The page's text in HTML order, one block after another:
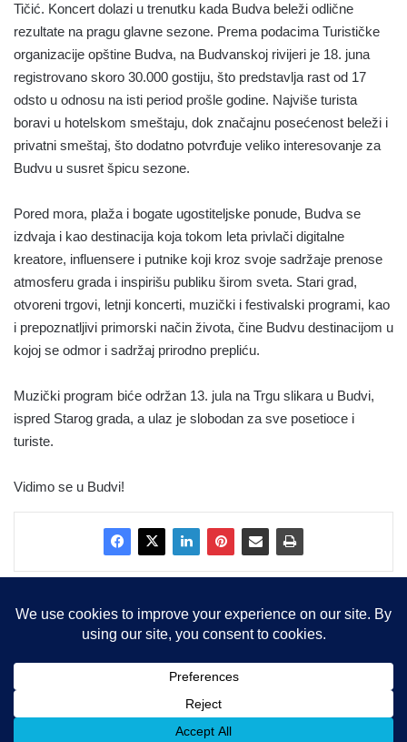
Tičić. Koncert dolazi u trenutku kada Budva beleži odlične
rezultate na pragu glavne sezone. Prema podacima Turističke
organizacije opštine Budva, na Budvanskoj rivijeri je 18. juna
registrovano skoro 30.000 gostiju, što predstavlja rast od 17
odsto u odnosu na isti period prošle godine. Najviše turista
boravi u hotelskom smeštaju, dok značajnu posećenost beleži i
privatni smeštaj, što dodatno potvrđuje veliko interesovanje za
Budvu u susret špicu sezone.
Pored mora, plaža i bogate ugostiteljske ponude, Budva se
izdvaja i kao destinacija koja tokom leta privlači digitalne
kreatore, influensere i putnike koji kroz svoje sadržaje prenose
atmosferu grada i inspirišu publiku širom sveta. Stari grad,
otvoreni trgovi, letnji koncerti, muzički i festivalski programi, kao
i prepoznatljivi primorski način života, čine Budvu destinacijom u
kojoj se odmor i sadržaj prirodno prepliću.
Muzički program biće održan 13. jula na Trgu slikara u Budvi,
ispred Starog grada, a ulaz je slobodan za sve posetioce i
turiste.
Vidimo se u Budvi!
Copyright © 2015-2025, Sva prava zadržana | LBS Team d.o.o.
Facebook
X LinkedIn